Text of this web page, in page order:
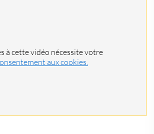
à cette vidéo nécessite votre
aux cookies.